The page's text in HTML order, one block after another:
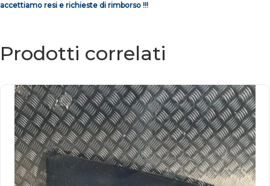
accettiamo resi e richieste di rimborso !!!
Prodotti correlati